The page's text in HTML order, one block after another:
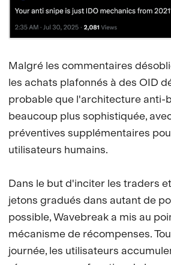
Malgré les commentaires
les achats plafonnés à des OID
probable que l'architecture anti-
beaucoup plus sophistiquée,
préventives supplémentaires
utilisateurs humains.
Dans le but d'inciter les traders
jetons gradués dans autant de
possible, Wavebreak a mis au
mécanisme de récompenses.
journée, les utilisateurs